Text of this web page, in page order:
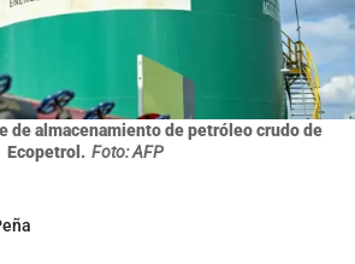
de almacenamiento de petróleo crudo de
Ecopetrol. Foto: AFP